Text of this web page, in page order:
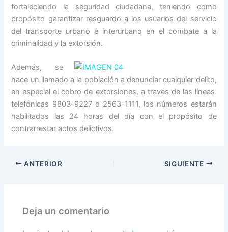
fortaleciendo la seguridad ciudadana, teniendo como
propósito garantizar resguardo a los usuarios del servicio
del transporte urbano e interurbano en el combate a la
criminalidad y la extorsión.
Además, se
hace un llamado a la población a denunciar cualquier delito,
en especial el cobro de extorsiones, a través de las líneas
telefónicas 9803-9227 o 2563-1111, los números estarán
habilitados las 24 horas del día con el propósito de
contrarrestar actos delictivos.
ANTERIOR SIGUIENTE
Deja un comentario